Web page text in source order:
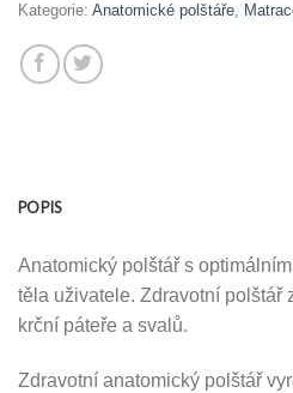
Kategorie: Anatomické polštáře,
POPIS
Anatomický polštář s
těla uživatele. Zdravotní polštář
krční páteře a svalů.
Zdravotní anatomický polštář